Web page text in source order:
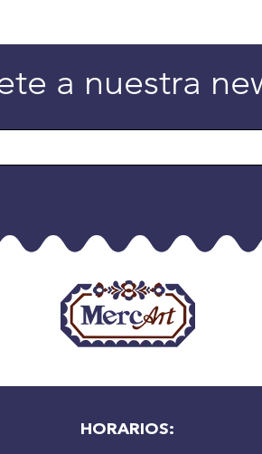
a nuestra
HORARIOS: